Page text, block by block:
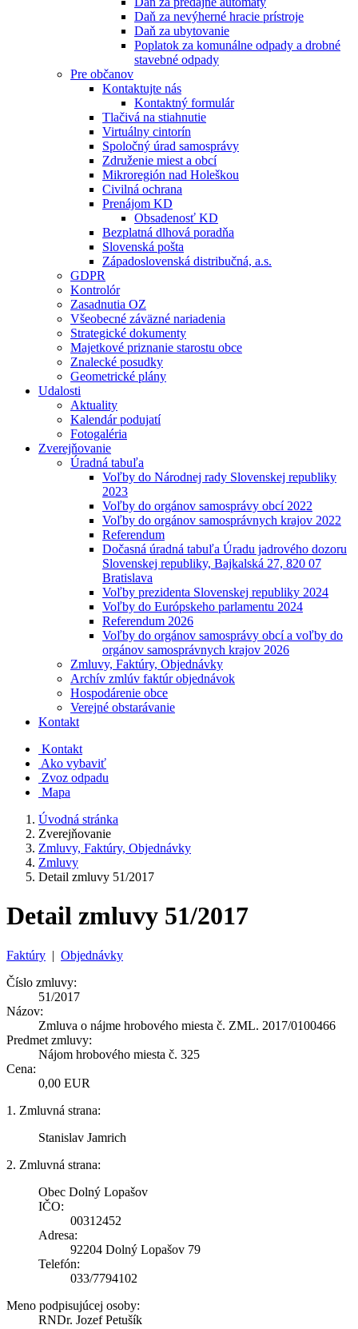
Daň za nevýherné hracie prístroje
Daň za ubytovanie
Poplatok za komunálne odpady a drobné
stavebné odpady
Pre občanov
Kontaktujte nás
Kontaktný formulár
Tlačivá na stiahnutie
Virtuálny cintorín
Spoločný úrad samosprávy
Združenie miest a obcí
Mikroregión nad Holeškou
Civilná ochrana
Prenájom KD
Obsadenosť KD
Bezplatná dlhová poradňa
Slovenská pošta
Západoslovenská distribučná, a.s.
GDPR
Kontrolór
Zasadnutia OZ
Všeobecné záväzné nariadenia
Strategické dokumenty
Majetkové priznanie starostu obce
Znalecké posudky
Geometrické plány
Udalosti
Aktuality
Kalendár podujatí
Fotogaléria
Zverejňovanie
Úradná tabuľa
Voľby do Národnej rady Slovenskej republiky
2023
Voľby do orgánov samosprávy obcí 2022
Voľby do orgánov samosprávnych krajov 2022
Referendum
Dočasná úradná tabuľa Úradu jadrového dozoru
Slovenskej republiky, Bajkalská 27, 820 07
Bratislava
Voľby prezidenta Slovenskej republiky 2024
Voľby do Európskeho parlamentu 2024
Referendum 2026
Voľby do orgánov samosprávy obcí a voľby do
orgánov samosprávnych krajov 2026
Zmluvy, Faktúry, Objednávky
Archív zmlúv faktúr objednávok
Hospodárenie obce
Verejné obstarávanie
Kontakt
Kontakt
Ako vybaviť
Zvoz odpadu
Mapa
Úvodná stránka
Zverejňovanie
Zmluvy, Faktúry, Objednávky
Zmluvy
Detail zmluvy 51/2017
Detail zmluvy 51/2017
Faktúry | Objednávky
Číslo zmluvy:
51/2017
Názov:
Zmluva o nájme hrobového miesta č. ZML. 2017/0100466
Predmet zmluvy:
Nájom hrobového miesta č. 325
Cena:
0,00 EUR
1. Zmluvná strana:
Stanislav Jamrich
2. Zmluvná strana:
Obec Dolný Lopašov
IČO:
00312452
Adresa:
92204 Dolný Lopašov 79
Telefón:
033/7794102
Meno podpisujúcej osoby:
RNDr. Jozef Petušík